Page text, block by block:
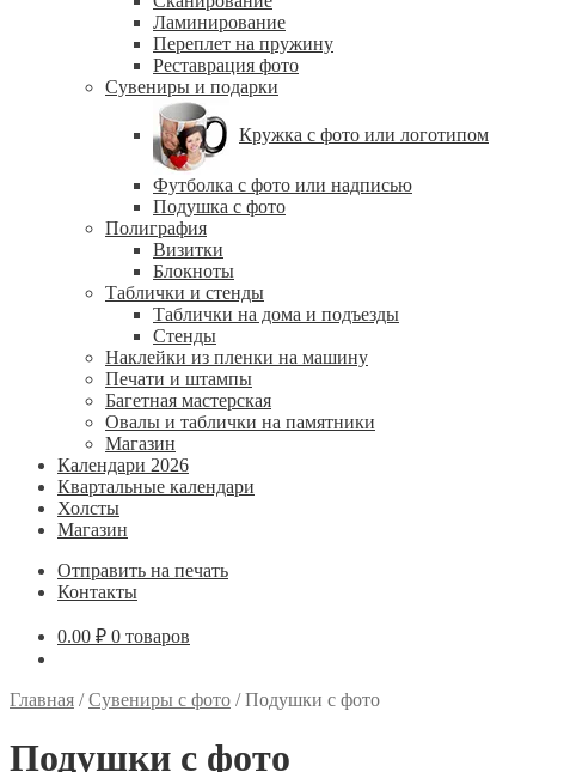
Ламинирование
Переплет на пружину
Реставрация фото
Сувениры и подарки
Кружка с фото или логотипом
Футболка с фото или надписью
Подушка с фото
Полиграфия
Визитки
Блокноты
Таблички и стенды
Таблички на дома и подъезды
Стенды
Наклейки из пленки на машину
Печати и штампы
Багетная мастерская
Овалы и таблички на памятники
Магазин
Календари 2026
Квартальные календари
Холсты
Магазин
Отправить на печать
Контакты
0.00 ₽ 0 товаров
Главная /Сувениры с фото /Подушки с фото
Подушки с фото